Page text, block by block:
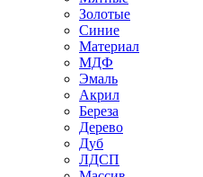
Золотые
Синие
Материал
МДФ
Эмаль
Акрил
Береза
Дерево
Дуб
ЛДСП